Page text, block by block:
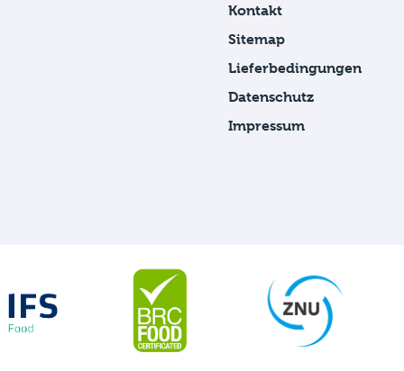
Kontakt
Sitemap
Lieferbedingungen
Datenschutz
Impressum